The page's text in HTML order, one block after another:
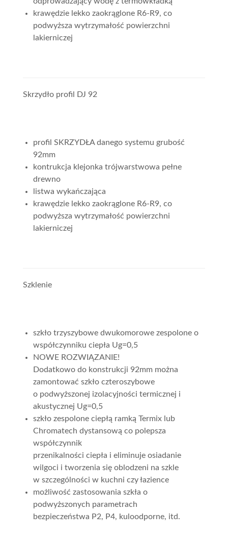
krawędzie lekko zaokrąglone R6-R9, co
podwyższa wytrzymałość powierzchni
lakierniczej
Skrzydło profil DJ 92
profil SKRZYDŁA danego systemu grubość
92mm
kontrukcja klejonka trójwarstwowa pełne
drewno
listwa wykańczająca
krawędzie lekko zaokrąglone R6-R9, co
podwyższa wytrzymałość powierzchni
lakierniczej
Szklenie
szkło trzyszybowe dwukomorowe zespolone o
współczynniku ciepła Ug=0,5
NOWE ROZWIĄZANIE!
Dodatkowo do konstrukcji 92mm można
zamontować szkło czteroszybowe
o podwyższonej izolacyjności termicznej i
akustycznej Ug=0,5
szkło zespolone ciepłą ramką Termix lub
Chromatech dystansową co polepsza
współczynnik
przenikalności ciepła i eliminuje osiadanie
wilgoci i tworzenia się oblodzeni na szkle
w szczególności w kuchni czy łazience
możliwość zastosowania szkła o
podwyższonych parametrach
bezpieczeństwa P2, P4, kuloodporne, itd.